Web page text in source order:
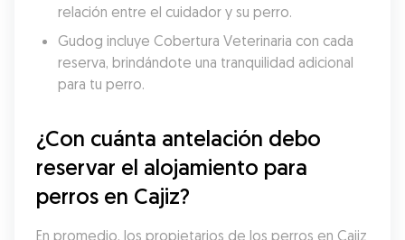
relación entre el cuidador y su perro.
Gudog incluye Cobertura Veterinaria con cada
reserva, brindándote una tranquilidad adicional
para tu perro.
¿Con cuánta antelación debo
reservar el alojamiento para
perros en Cajiz?
En promedio, los propietarios de los perros en Cajiz